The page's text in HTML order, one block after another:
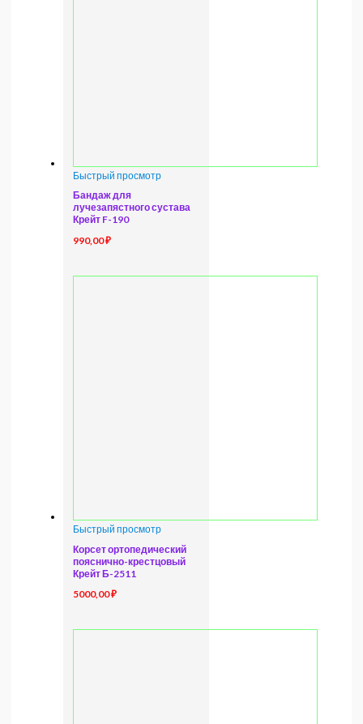
Быстрый просмотр
Бандаж для
лучезапястного сустава
Крейт F-190
990,00₽
Быстрый просмотр
Корсет ортопедический
пояснично-крестцовый
Крейт Б-2511
5000,00₽